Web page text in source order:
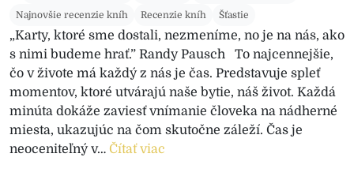
Najnovšie recenzie kníh
Recenzie kníh Šťastie
„Karty, ktoré sme dostali, nezmeníme, no je na nás, ako
s nimi budeme hrať.” Randy Pausch To najcennejšie,
čo v živote má každý z nás je čas. Predstavuje spleť
momentov, ktoré utvárajú naše bytie, náš život. Každá
minúta dokáže zaviesť vnímanie človeka na nádherné
miesta, ukazujúc na čom skutočne záleží. Čas je
neoceniteľný v… Čítať viac